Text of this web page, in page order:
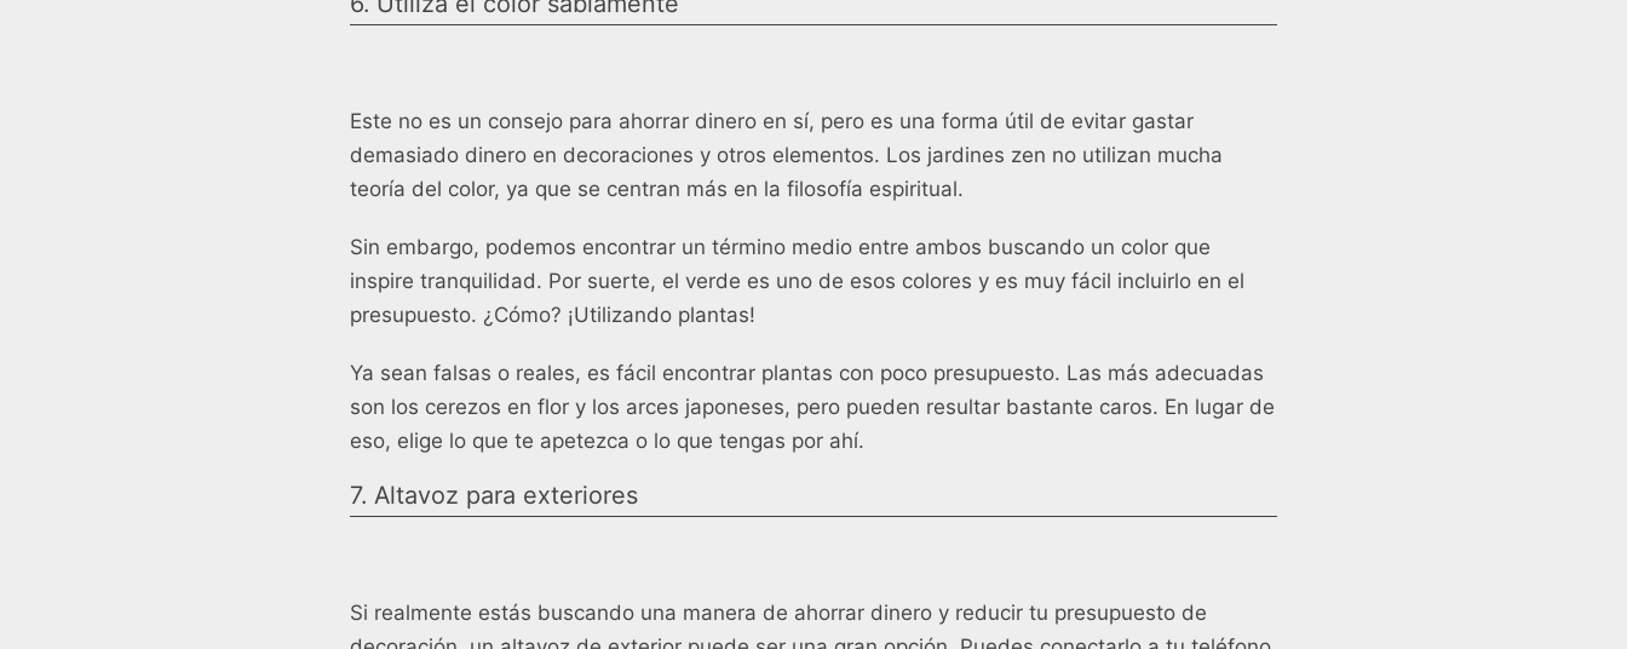
Este no es un consejo para ahorrar dinero en sí, pero es una forma útil de evitar gastar
demasiado dinero en decoraciones y otros elementos. Los jardines zen no utilizan mucha
teoría del color, ya que se centran más en la filosofía espiritual.
Sin embargo, podemos encontrar un término medio entre ambos buscando un color que
inspire tranquilidad. Por suerte, el verde es uno de esos colores y es muy fácil incluirlo en el
presupuesto. ¿Cómo? ¡Utilizando plantas!
Ya sean falsas o reales, es fácil encontrar plantas con poco presupuesto. Las más adecuadas
son los cerezos en flor y los arces japoneses, pero pueden resultar bastante caros. En lugar de
eso, elige lo que te apetezca o lo que tengas por ahí.
7. Altavoz para exteriores
Si realmente estás buscando una manera de ahorrar dinero y reducir tu presupuesto de